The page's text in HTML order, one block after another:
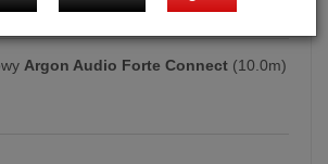
Argon Audio Forte Connect (10.0m)